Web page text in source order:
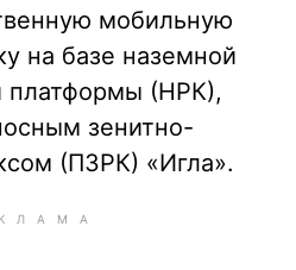
мобильную
на базе наземной
платформы (НРК),
зенитно-
(ПЗРК) «Игла».